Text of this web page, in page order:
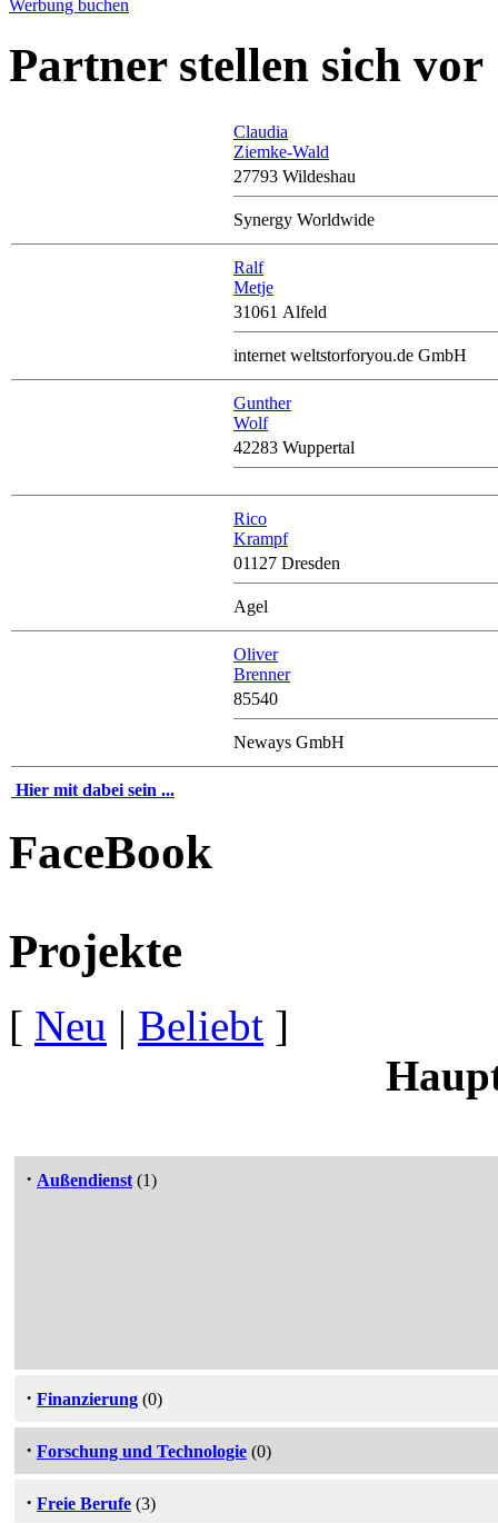
Werbung buchen
Partner stellen sich vor
Claudia
Ziemke-Wald
27793 Wildeshau
Synergy Worldwide
Ralf
Metje
31061 Alfeld
internet weltstorforyou.de GmbH
Gunther
Wolf
42283 Wuppertal
Rico
Krampf
01127 Dresden
Agel
Oliver
Brenner
85540
Neways GmbH
Hier mit dabei sein ...
FaceBook
Projekte
[ Neu | Beliebt ]
· Außendienst (1)
· Finanzierung (0)
· Forschung und Technologie (0)
· Freie Berufe (3)